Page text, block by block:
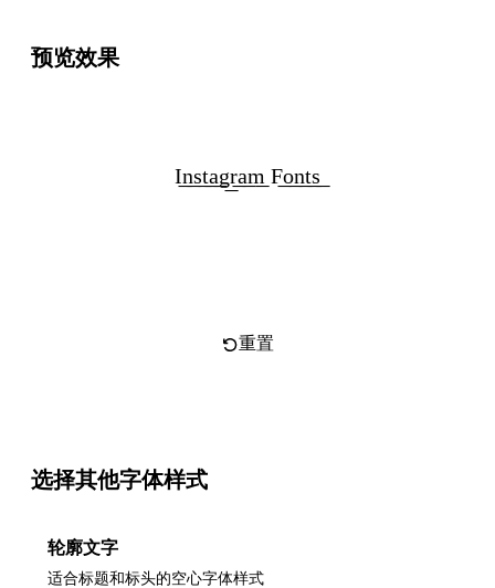
预览效果
I͟n͟s͟t͟a͟g͟r͟a͟m͟ F͟o͟n͟t͟s͟
重置
选择其他字体样式
轮廓文字
适合标题和标头的空心字体样式